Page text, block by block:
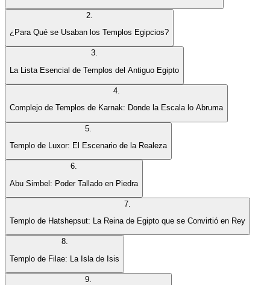
2.
¿Para Qué se Usaban los Templos Egipcios?
3.
La Lista Esencial de Templos del Antiguo Egipto
4.
Complejo de Templos de Karnak: Donde la Escala lo Abruma
5
Templo de Luxor: El Escenario de la Realeza
6.
Abu Simbel: Poder Tallado en Piedra
7
Templo de Hatshepsut: La Reina de Egipto que se Convirtió en Rey
8.
Templo de Filae: La Isla de Isis
9.